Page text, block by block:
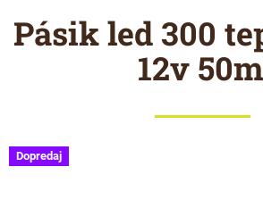
Pásik led 300
12v 50m
Dopredaj